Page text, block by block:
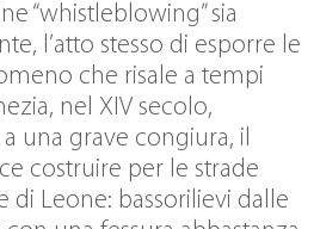
“whistleblowing” sia
l’atto stesso di esporre le
che risale a tempi
nel XIV secolo,
una grave congiura, il
costruire per le strade
di Leone: bassorilievi dalle